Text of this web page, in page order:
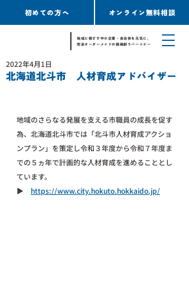
初めての方へ オンライン無料相談
地域に根ざす中小企業・自治体を元気に。
完全オーダーメイドの組織創りパートナー
北海道北斗市 人材育成アドバイザー
2022年4月1日
地域のさらなる発展を支える市職員の成長を促す
為、北海道北斗市では「北斗市人材育成アクショ
ンプラン」を策定し令和３年度から令和７年度ま
での５ヵ年で計画的な人材育成を進めることとし
ています。
▶︎ https://www.city.hokuto.hokkaido.jp/